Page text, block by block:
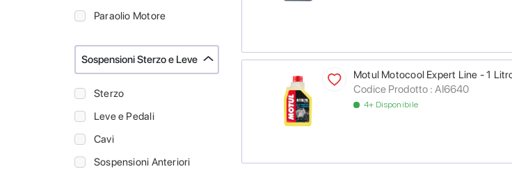
Paraolio Motore
Sospensioni Sterzo e Leve
Sterzo
Leve e Pedali
Cavi
Sospensioni Anteriori
Motul Motocool Expert Line - 1
Codice Prodotto : AI6640
4+ Disponibile